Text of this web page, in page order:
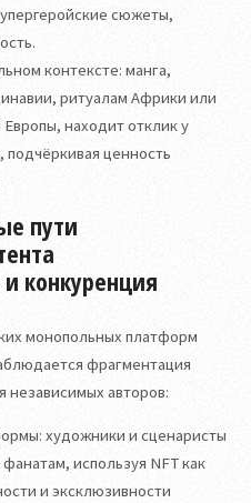
сюжеты,
контексте: манга,
ритуалам Африки или
находит отклик у
ценность
пути
конкуренция
монопольных платформ
фрагментация
независимых авторов:
художники и сценаристы
используя NFT как
и эксклюзивности